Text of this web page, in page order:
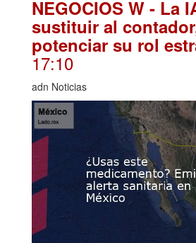
NEGOCIOS W - La
sustituir al
potenciar su rol
17:10
adn Noticias